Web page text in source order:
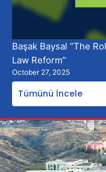
Başak Baysal “The
Law Reform”
October 27, 2025
Tümünü İncele